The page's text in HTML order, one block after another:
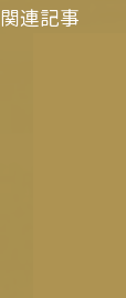
関連記事